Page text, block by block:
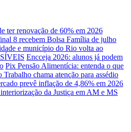
ter renovação de 60% em 2026
8 recebem Bolsa Família de julho
e município do Rio volta ao
Encceja 2026: alunos já podem
Pix Pensão Alimentícia: entenda o que
Trabalho chama atenção para assédio
prevê inflação de 4,86% em 2026
da Justiça em AM e MS